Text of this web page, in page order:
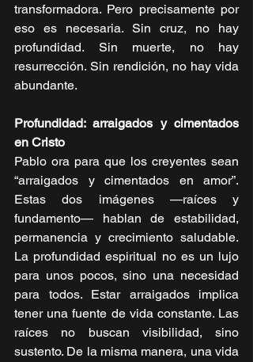
transformadora. Pero precisamente por
eso es necesaria. Sin cruz, no hay
profundidad. Sin muerte, no hay
resurrección. Sin rendición, no hay vida
abundante.
Profundidad: arraigados y cimentados
en Cristo
Pablo ora para que los creyentes sean
“arraigados y cimentados en amor”.
Estas dos imágenes —raíces y
fundamento— hablan de estabilidad,
permanencia y crecimiento saludable.
La profundidad espiritual no es un lujo
para unos pocos, sino una necesidad
para todos. Estar arraigados implica
tener una fuente de vida constante. Las
raíces no buscan visibilidad, sino
sustento. De la misma manera, una vida